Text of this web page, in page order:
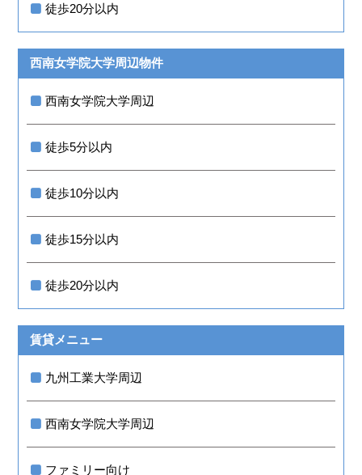
徒歩20分以内
西南女学院大学周辺物件
西南女学院大学周辺
徒歩5分以内
徒歩10分以内
徒歩15分以内
徒歩20分以内
賃貸メニュー
九州工業大学周辺
西南女学院大学周辺
ファミリー向け